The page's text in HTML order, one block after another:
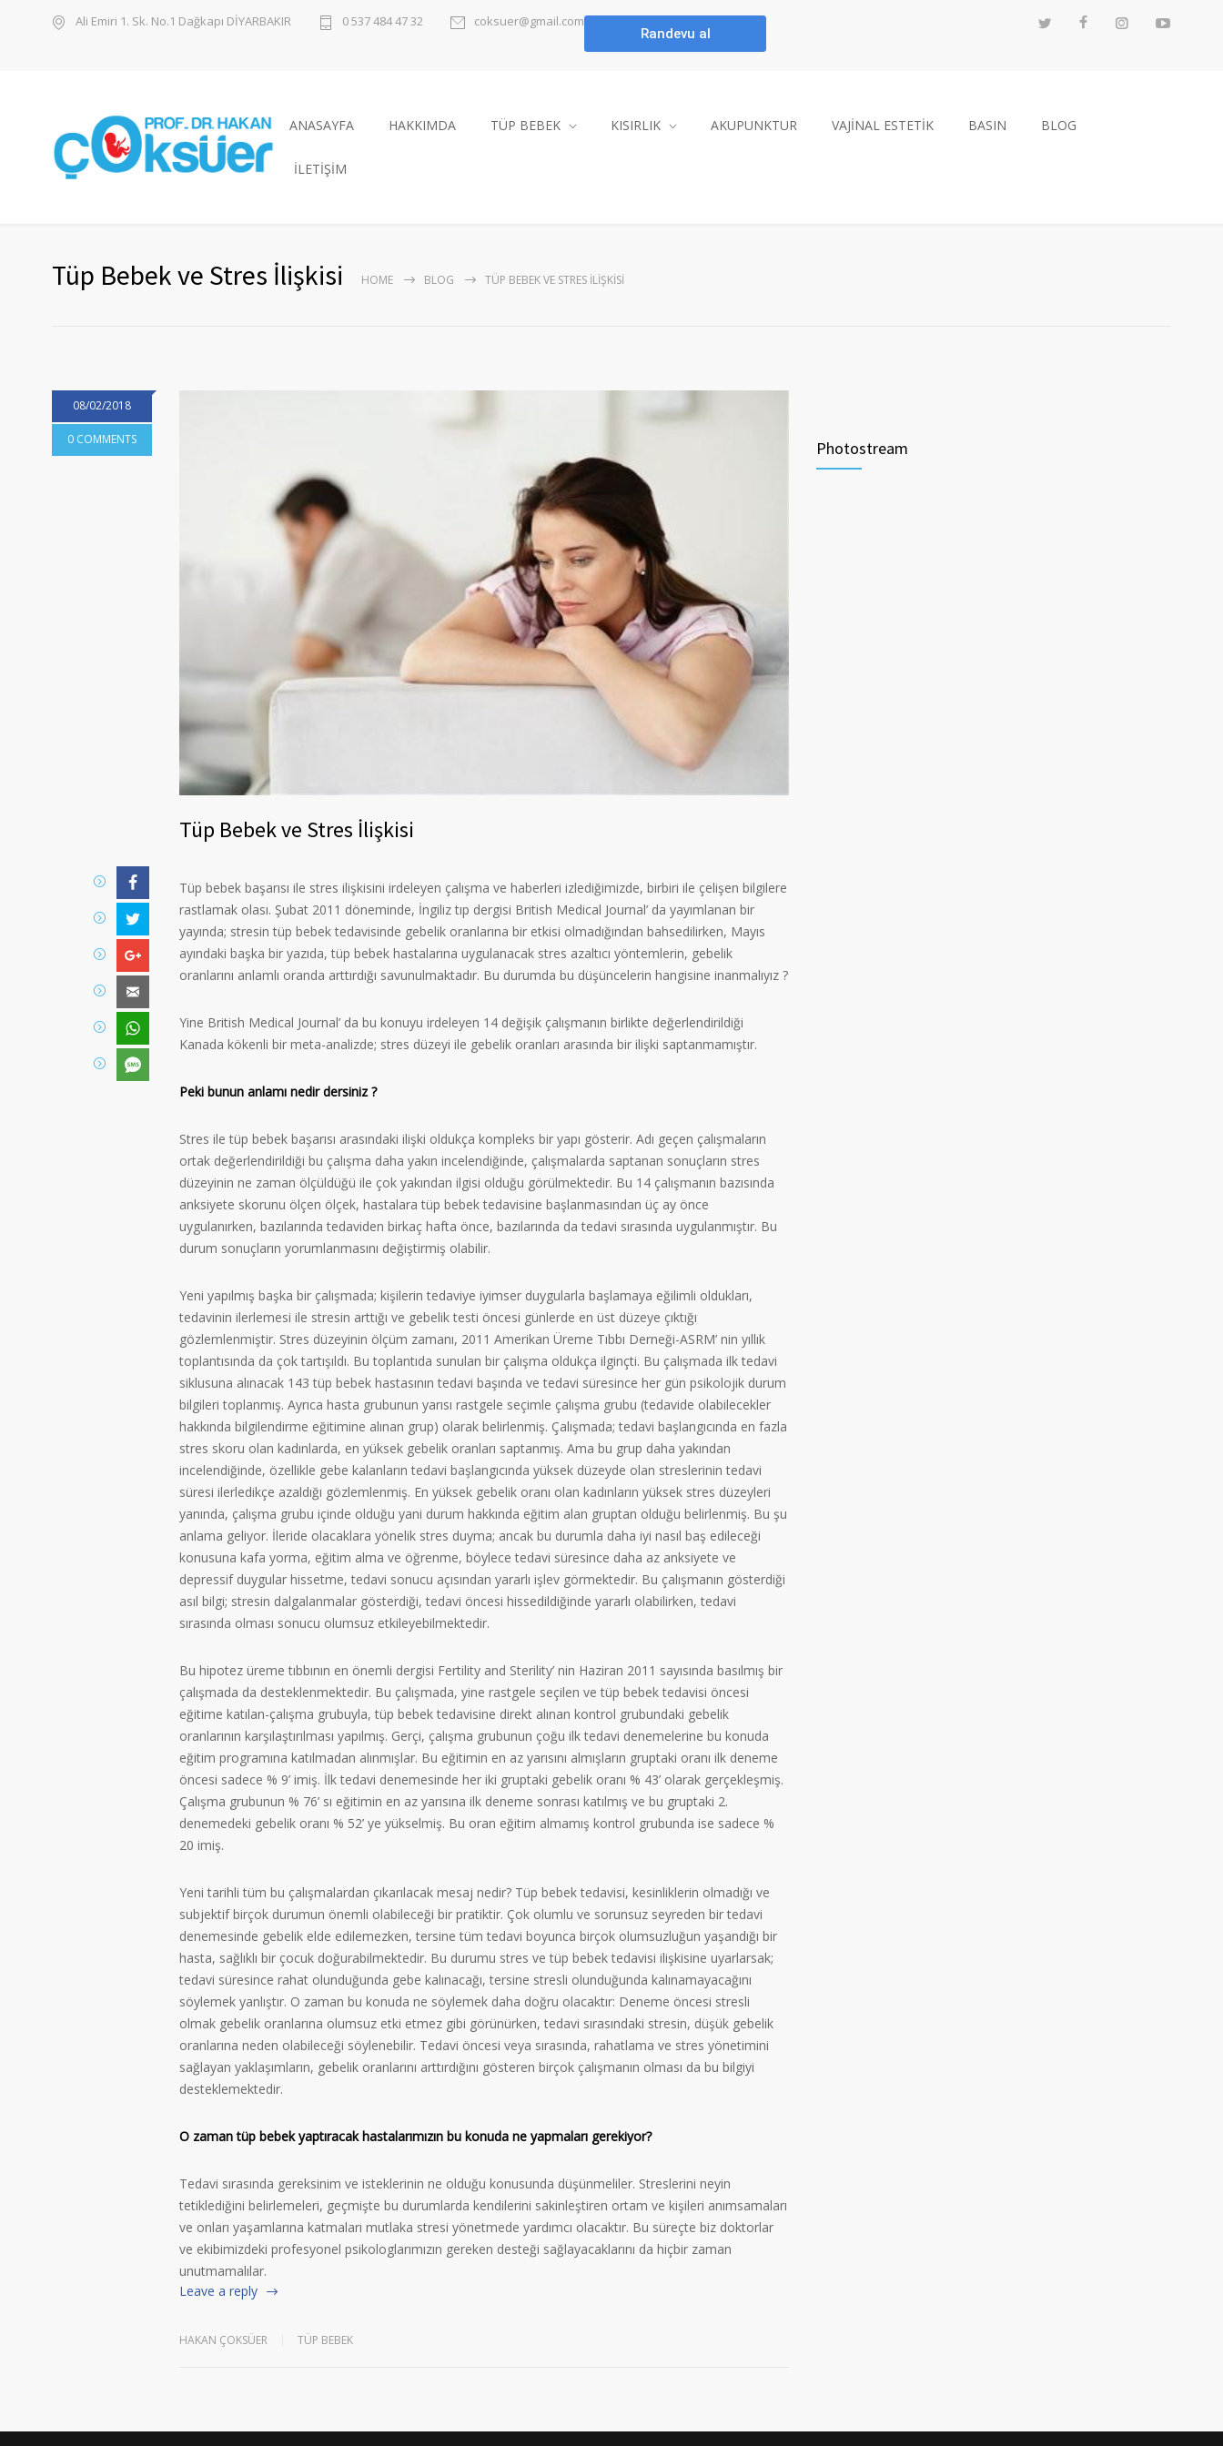
Ali Emiri 1. Sk. No.1 Dağkapı DİYARBAKIR 0 537 484 47 32 coksuer@gmail.com
ANASAYFA HAKKIMDA TÜP BEBEK KISIRLIK AKUPUNKTUR VAJİNAL ESTETİK BASIN BLOG
İLETİŞİM
Tüp Bebek ve Stres İlişkisi HOME BLOG TÜP BEBEK VE STRES İLIŞKISI
08/02/2018
0 COMMENTS
Tüp Bebek ve Stres İlişkisi
Tüp bebek başarısı ile stres ilişkisini irdeleyen çalışma ve haberleri izlediğimizde, birbiri ile çelişen bilgilere
rastlamak olası. Şubat 2011 döneminde, İngiliz tıp dergisi British Medical Journal’ da yayımlanan bir
yayında; stresin tüp bebek tedavisinde gebelik oranlarına bir etkisi olmadığından bahsedilirken, Mayıs
ayındaki başka bir yazıda, tüp bebek hastalarına uygulanacak stres azaltıcı yöntemlerin, gebelik
oranlarını anlamlı oranda arttırdığı savunulmaktadır. Bu durumda bu düşüncelerin hangisine inanmalıyız ?
Yine British Medical Journal’ da bu konuyu irdeleyen 14 değişik çalışmanın birlikte değerlendirildiği
Kanada kökenli bir meta-analizde; stres düzeyi ile gebelik oranları arasında bir ilişki saptanmamıştır.
Peki bunun anlamı nedir dersiniz ?
Stres ile tüp bebek başarısı arasındaki ilişki oldukça kompleks bir yapı gösterir. Adı geçen çalışmaların
ortak değerlendirildiği bu çalışma daha yakın incelendiğinde, çalışmalarda saptanan sonuçların stres
düzeyinin ne zaman ölçüldüğü ile çok yakından ilgisi olduğu görülmektedir. Bu 14 çalışmanın bazısında
anksiyete skorunu ölçen ölçek, hastalara tüp bebek tedavisine başlanmasından üç ay önce
uygulanırken, bazılarında tedaviden birkaç hafta önce, bazılarında da tedavi sırasında uygulanmıştır. Bu
durum sonuçların yorumlanmasını değiştirmiş olabilir.
Yeni yapılmış başka bir çalışmada; kişilerin tedaviye iyimser duygularla başlamaya eğilimli oldukları,
tedavinin ilerlemesi ile stresin arttığı ve gebelik testi öncesi günlerde en üst düzeye çıktığı
gözlemlenmiştir. Stres düzeyinin ölçüm zamanı, 2011 Amerikan Üreme Tıbbı Derneği-ASRM’ nin yıllık
toplantısında da çok tartışıldı. Bu toplantıda sunulan bir çalışma oldukça ilginçti. Bu çalışmada ilk tedavi
siklusuna alınacak 143 tüp bebek hastasının tedavi başında ve tedavi süresince her gün psikolojik durum
bilgileri toplanmış. Ayrıca hasta grubunun yarısı rastgele seçimle çalışma grubu (tedavide olabilecekler
hakkında bilgilendirme eğitimine alınan grup) olarak belirlenmiş. Çalışmada; tedavi başlangıcında en fazla
stres skoru olan kadınlarda, en yüksek gebelik oranları saptanmış. Ama bu grup daha yakından
incelendiğinde, özellikle gebe kalanların tedavi başlangıcında yüksek düzeyde olan streslerinin tedavi
süresi ilerledikçe azaldığı gözlemlenmiş. En yüksek gebelik oranı olan kadınların yüksek stres düzeyleri
yanında, çalışma grubu içinde olduğu yani durum hakkında eğitim alan gruptan olduğu belirlenmiş. Bu şu
anlama geliyor. İleride olacaklara yönelik stres duyma; ancak bu durumla daha iyi nasıl baş edileceği
konusuna kafa yorma, eğitim alma ve öğrenme, böylece tedavi süresince daha az anksiyete ve
depressif duygular hissetme, tedavi sonucu açısından yararlı işlev görmektedir. Bu çalışmanın gösterdiği
asıl bilgi; stresin dalgalanmalar gösterdiği, tedavi öncesi hissedildiğinde yararlı olabilirken, tedavi
sırasında olması sonucu olumsuz etkileyebilmektedir.
Bu hipotez üreme tıbbının en önemli dergisi Fertility and Sterility’ nin Haziran 2011 sayısında basılmış bir
çalışmada da desteklenmektedir. Bu çalışmada, yine rastgele seçilen ve tüp bebek tedavisi öncesi
eğitime katılan-çalışma grubuyla, tüp bebek tedavisine direkt alınan kontrol grubundaki gebelik
oranlarının karşılaştırılması yapılmış. Gerçi, çalışma grubunun çoğu ilk tedavi denemelerine bu konuda
eğitim programına katılmadan alınmışlar. Bu eğitimin en az yarısını almışların gruptaki oranı ilk deneme
öncesi sadece % 9’ imiş. İlk tedavi denemesinde her iki gruptaki gebelik oranı % 43’ olarak gerçekleşmiş.
Çalışma grubunun % 76’ sı eğitimin en az yarısına ilk deneme sonrası katılmış ve bu gruptaki 2.
denemedeki gebelik oranı % 52’ ye yükselmiş. Bu oran eğitim almamış kontrol grubunda ise sadece %
20 imiş.
Yeni tarihli tüm bu çalışmalardan çıkarılacak mesaj nedir? Tüp bebek tedavisi, kesinliklerin olmadığı ve
subjektif birçok durumun önemli olabileceği bir pratiktir. Çok olumlu ve sorunsuz seyreden bir tedavi
denemesinde gebelik elde edilemezken, tersine tüm tedavi boyunca birçok olumsuzluğun yaşandığı bir
hasta, sağlıklı bir çocuk doğurabilmektedir. Bu durumu stres ve tüp bebek tedavisi ilişkisine uyarlarsak;
tedavi süresince rahat olunduğunda gebe kalınacağı, tersine stresli olunduğunda kalınamayacağını
söylemek yanlıştır. O zaman bu konuda ne söylemek daha doğru olacaktır: Deneme öncesi stresli
olmak gebelik oranlarına olumsuz etki etmez gibi görünürken, tedavi sırasındaki stresin, düşük gebelik
oranlarına neden olabileceği söylenebilir. Tedavi öncesi veya sırasında, rahatlama ve stres yönetimini
sağlayan yaklaşımların, gebelik oranlarını arttırdığını gösteren birçok çalışmanın olması da bu bilgiyi
desteklemektedir.
O zaman tüp bebek yaptıracak hastalarımızın bu konuda ne yapmaları gerekiyor?
Tedavi sırasında gereksinim ve isteklerinin ne olduğu konusunda düşünmeliler. Streslerini neyin
tetiklediğini belirlemeleri, geçmişte bu durumlarda kendilerini sakinleştiren ortam ve kişileri anımsamaları
ve onları yaşamlarına katmaları mutlaka stresi yönetmede yardımcı olacaktır. Bu süreçte biz doktorlar
ve ekibimizdeki profesyonel psikologlarımızın gereken desteği sağlayacaklarını da hiçbir zaman
unutmamalılar.
Leave a reply
HAKAN ÇOKSÜER TÜP BEBEK
Photostream